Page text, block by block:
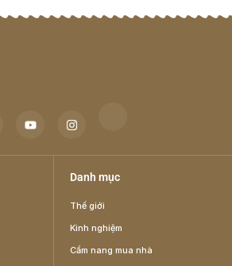
Danh mục
Thế giới
Kinh nghiệm
Cẩm nang mua nhà